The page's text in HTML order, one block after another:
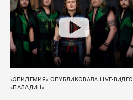
«ЭПИДЕМИЯ» ОПУБЛИКОВАЛА LIVE-ВИДЕО
«ПАЛАДИН»